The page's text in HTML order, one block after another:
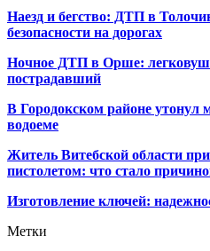
Наезд и бегство: ДТП в
безопасности на дорогах
Ночное ДТП в Орше:
пострадавший
В Городокском районе утонул
водоеме
Житель Витебской области
пистолетом: что стало
Изготовление ключей:
Метки